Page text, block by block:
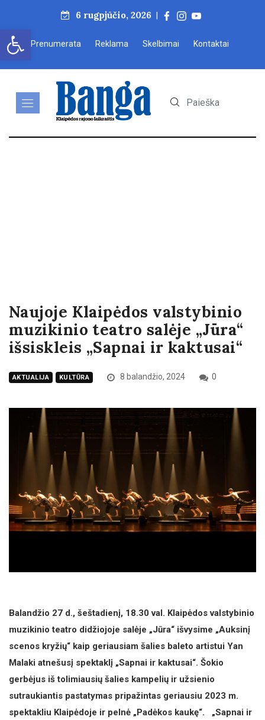
Open toolbar
6 rugpjūčio, 2026 |
Prenumerata Reklama Skelbimai Kontaktai
Naujoje Klaipėdos valstybinio
muzikinio teatro salėje „Jūra“
išsiskleis „Sapnai ir kaktusai“
AKTUALIJA KULTŪRA 8 balandžio, 2024 0
Balandžio 27 d., šeštadienį, 18.30 val. Klaipėdos valstybinio
muzikinio teatro didžiojoje salėje „Jūra“ išvysime „Auksinį
scenos kryžių“ kaip geriausiam šalies baleto artistui Yan
Malaki atnešusį spektaklį „Sapnai ir kaktusai“. Šokio
gerbėjus iš tolimiausių šalies kampelių ir užsienio
sutraukiantis pastatymas pripažintas geriausiu 2023 m.
spektakliu Klaipėdoje ir pelnė „Padėkos kaukę“. „Sapnai ir